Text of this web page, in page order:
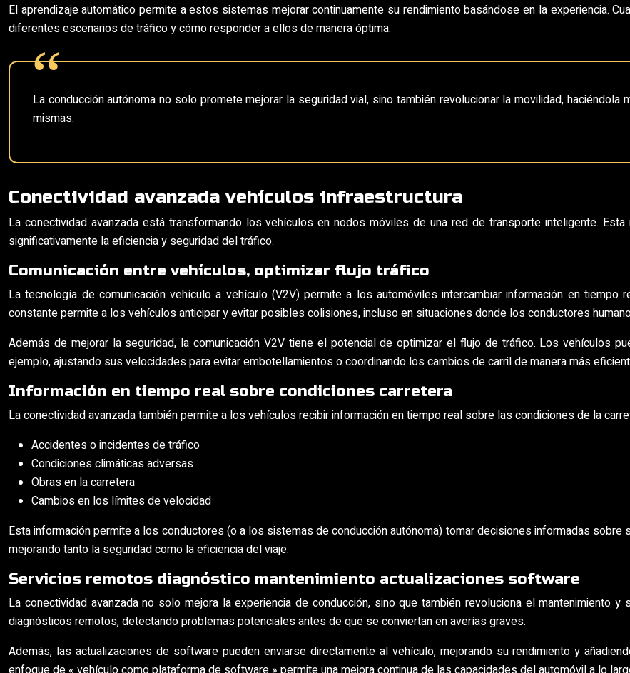
El aprendizaje automático permite a estos sistemas mejorar continuamente su rendimiento basándose en la experiencia.
diferentes escenarios de tráfico y cómo responder a ellos de manera óptima.
La conducción autónoma no solo promete mejorar la seguridad vial, sino también revolucionar la movilidad,
mismas.
Conectividad avanzada vehículos infraestructura
La conectividad avanzada está transformando los vehículos en nodos móviles de una red de transporte inteligente.
significativamente la eficiencia y seguridad del tráfico.
Comunicación entre vehículos, optimizar flujo tráfico
La tecnología de comunicación vehículo a vehículo (V2V) permite a los automóviles intercambiar información en tiempo
constante permite a los vehículos anticipar y evitar posibles colisiones, incluso en situaciones donde los conductores
Además de mejorar la seguridad, la comunicación V2V tiene el potencial de optimizar el flujo de tráfico. Los vehículos
ejemplo, ajustando sus velocidades para evitar embotellamientos o coordinando los cambios de carril de manera más
Información en tiempo real sobre condiciones carretera
La conectividad avanzada también permite a los vehículos recibir información en tiempo real sobre las condiciones de la
Accidentes o incidentes de tráfico
Condiciones climáticas adversas
Obras en la carretera
Cambios en los límites de velocidad
Esta información permite a los conductores (o a los sistemas de conducción autónoma) tomar decisiones informadas
mejorando tanto la seguridad como la eficiencia del viaje.
Servicios remotos diagnóstico mantenimiento actualizaciones software
La conectividad avanzada no solo mejora la experiencia de conducción, sino que también revoluciona el mantenimiento
diagnósticos remotos, detectando problemas potenciales antes de que se conviertan en averías graves.
Además, las actualizaciones de software pueden enviarse directamente al vehículo, mejorando su rendimiento y